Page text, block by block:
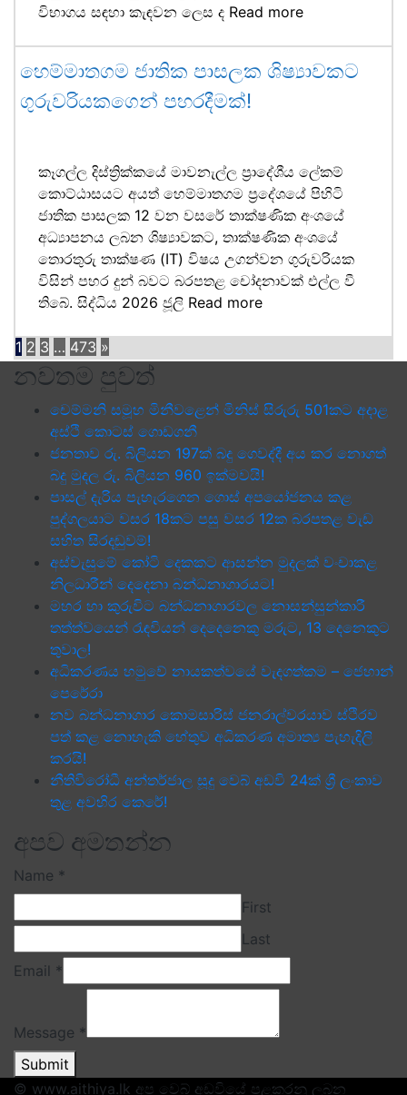
විභාගය සඳහා කැඳවන ලෙස ද Read more
හෙම්මාතගම ජාතික පාසලක ශිෂ්‍යාවකට
ගුරුවරියකගෙන් පහරදීමක්!
කෑගල්ල දිස්ත්‍රික්කයේ මාවනැල්ල ප්‍රාදේශීය ලේකම්
කොට්ඨාසයට අයත් හෙම්මාතගම ප්‍රදේශයේ පිහිටි
ජාතික පාසලක 12 වන වසරේ තාක්ෂණික අංශයේ
අධ්‍යාපනය ලබන ශිෂ්‍යාවකට, තාක්ෂණික අංශයේ
තොරතුරු තාක්ෂණ (IT) විෂය උගන්වන ගුරුවරියක
විසින් පහර දුන් බවට බරපතළ චෝදනාවක් එල්ල වී
තිබේ. සිද්ධිය 2026 ජූලි Read more
1 2 3 … 473 »
නවතම පුවත්
චෙම්මනි සමූහ මිනීවළෙන් මිනිස් සිරුරු 501කට අදාළ
අස්ථි කොටස් ගොඩගනී
ජනතාව රු. බිලියන 197ක් බදු ගෙවද්දී අය කර නොගත්
බදු මුදල රු. බිලියන 960 ඉක්මවයි!
පාසල් දැරිය පැහැරගෙන ගොස් අපයෝජනය කළ
පුද්ගලයාට වසර 18කට පසු වසර 12ක බරපතළ වැඩ
සහිත සිරදඬුවම්!
අස්වැසුමේ කෝටි දෙකකට ආසන්න මුදලක් වංචාකළ
නිලධාරීන් දෙදෙනා බන්ධනාගාරයට!
මහර හා කුරුවිට බන්ධනාගාරවල නොසන්සුන්කාරී
තත්ත්වයෙන් රැඳවියන් දෙදෙනෙකු මරුට, 13 දෙනෙකුට
තුවාල!
අධිකරණය හමුවේ නායකත්වයේ වැදගත්කම – ජෙහාන්
පෙරේරා
නව බන්ධනාගාර කොමසාරිස් ජනරාල්වරයාව ස්ථිරව
පත් කළ නොහැකි හේතුව අධිකරණ අමාත්‍ය පැහැදිලි
කරයි!
නීතිවිරෝධී අන්තර්ජාල සූදු වෙබ් අඩවි 24ක් ශ්‍රී ලංකාව
තුළ අවහිර කෙරේ!
අපව අමතන්න
Name *
First
Last
Email *
Message *
Submit
© www.aithiya.lk අප වෙබ් අඩවියේ පළකරනු ලබන